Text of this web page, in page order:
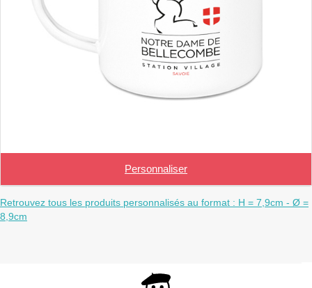
Personnaliser
Retrouvez tous les produits personnalisés au format : H = 7,9cm - Ø =
8,9cm